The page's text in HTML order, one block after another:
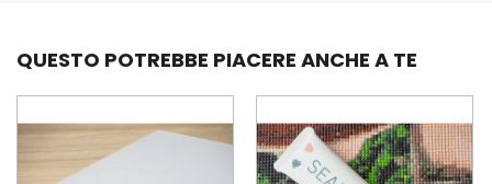
QUESTO POTREBBE PIACERE ANCHE A TE